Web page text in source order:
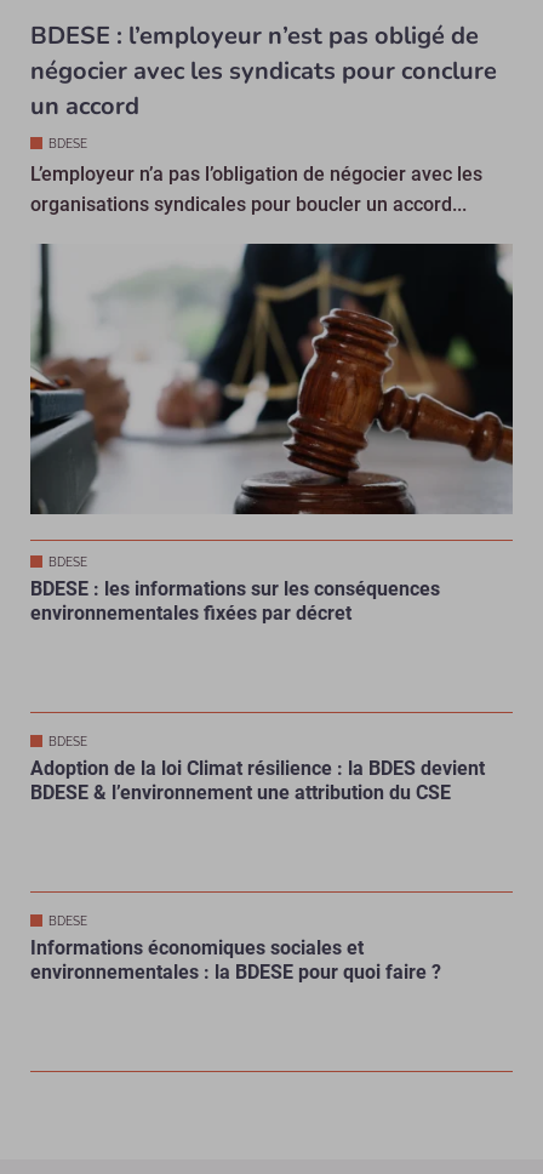
BDESE : l’employeur n’est pas obligé de
négocier avec les syndicats pour conclure
un accord
BDESE
L’employeur n’a pas l’obligation de négocier avec les
organisations syndicales pour boucler un accord...
BDESE
BDESE : les informations sur les conséquences
environnementales fixées par décret
BDESE
Adoption de la loi Climat résilience : la BDES devient
BDESE & l’environnement une attribution du CSE
BDESE
Informations économiques sociales et
environnementales : la BDESE pour quoi faire ?